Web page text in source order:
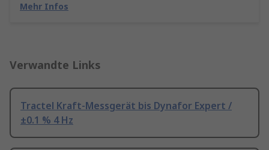
Mehr Infos
Verwandte Links
Tractel Kraft-Messgerät bis Dynafor Expert /
±0.1 % 4 Hz